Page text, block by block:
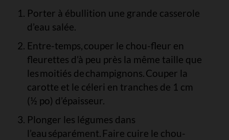
Porter à ébullition une grande casserole
d’eau salée.
Entre-temps, couper le chou-fleur en
fleurettes d’à peu près la même taille que
les moitiés de champignons. Couper la
carotte et le céleri en tranches de 1 cm
(½ po) d’épaisseur.
Plonger les légumes dans
l’eau séparément. Faire cuire le chou-